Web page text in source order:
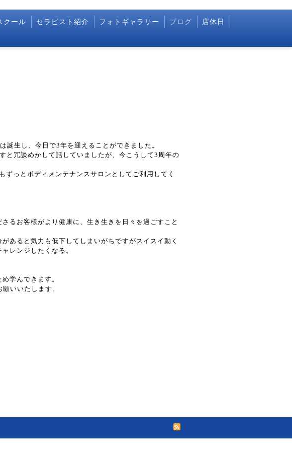
クール セラピスト紹介 フォトギャラリー ブログ
店休日
誕生し、今日で3年を迎えることができました。
と冗談めかして話していましたが、今こうして3周年の
ずっとボディメンテナンスサロンとしてご利用してく
るお客様がより健康に、生き生きを日々を過ごすこと
あると気力も低下してしまいがちですがスイスイ動く
レンジしたくなる。
学んできます。
いいたします。